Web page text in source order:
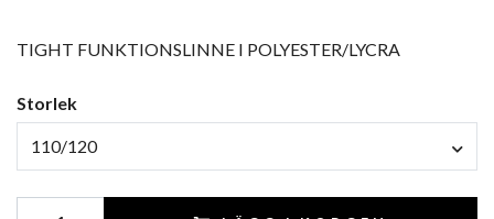
TIGHT FUNKTIONSLINNE I POLYESTER/LYCRA
Storlek
110/120